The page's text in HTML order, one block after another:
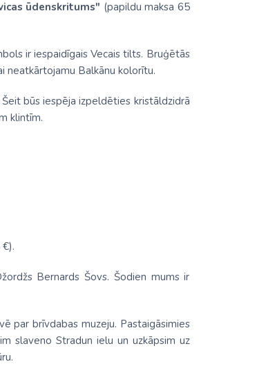
ūdenskritums" (papildu maksa 65
ir iespaidīgais Vecais tilts. Bruģētās
neatkārtojamu Balkānu kolorītu.
būs iespēja izpeldēties kristāldzidrā
klintīm.
Bernards Šovs. Šodien mums ir
par brīvdabas muzeju. Pastaigāsimies
slaveno Stradun ielu un uzkāpsim uz